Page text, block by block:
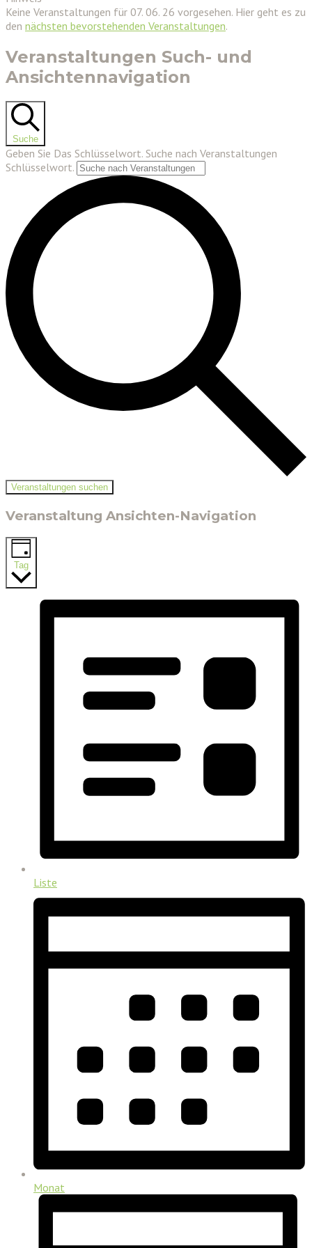
Keine Veranstaltungen für 07. 06. 26 vorgesehen. Hier geht es zu
den nächsten bevorstehenden Veranstaltungen.
Veranstaltungen Such- und
Ansichtennavigation
Suche
Geben Sie Das Schlüsselwort. Suche nach Veranstaltungen
Schlüsselwort.
Veranstaltungen suchen
Veranstaltung Ansichten-Navigation
Tag
Liste
Monat